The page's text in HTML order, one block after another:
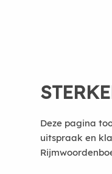
Deze pagina
uitspraak en